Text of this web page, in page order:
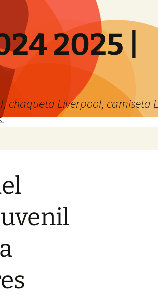
2025 |
chaqueta Liverpool, camiseta